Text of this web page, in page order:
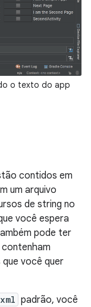
o texto do app
contidos em
um arquivo
de string no
você espera
pode ter
você quer
padrão, você